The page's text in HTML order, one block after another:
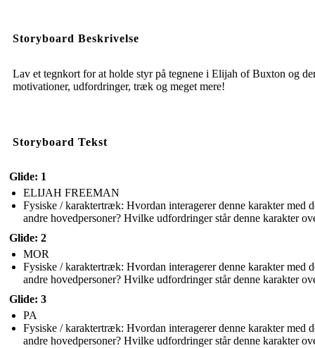
Storyboard Beskrivelse
Lav et tegnkort for at holde styr på tegnene i Elijah of Buxton og
motivationer, udfordringer, træk og meget mere!
Storyboard Tekst
Glide: 1
ELIJAH FREEMAN
Fysiske / karaktertræk: Hvordan interagerer denne karakter med
andre hovedpersoner? Hvilke udfordringer står denne karakter
Glide: 2
MOR
Fysiske / karaktertræk: Hvordan interagerer denne karakter med
andre hovedpersoner? Hvilke udfordringer står denne karakter
Glide: 3
PA
Fysiske / karaktertræk: Hvordan interagerer denne karakter med
andre hovedpersoner? Hvilke udfordringer står denne karakter